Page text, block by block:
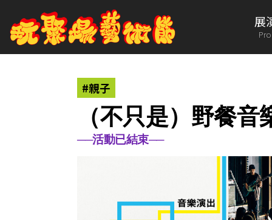
展
#親子
（不只是）野餐音
──活動已結束──